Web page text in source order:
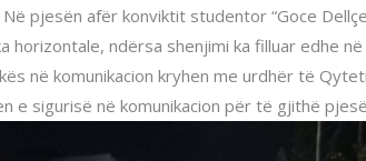
pjesën afër konviktit studentor “Goce
horizontale, ndërsa shenjimi ka filluar edhe
në komunikacion kryhen me urdhër të
e sigurisë në komunikacion për të gjithë